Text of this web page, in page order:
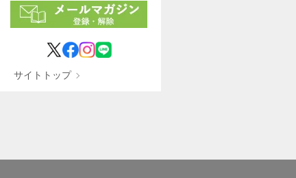
サイトトップ